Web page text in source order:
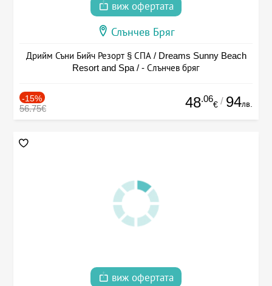
виж офертата
Слънчев Бряг
Дрийм Съни Бийч Резорт § СПА / Dreams Sunny Beach
Resort and Spa / - Слънчев бряг
-15%
56.75€ 48.06
€ / 94лв.
виж офертата